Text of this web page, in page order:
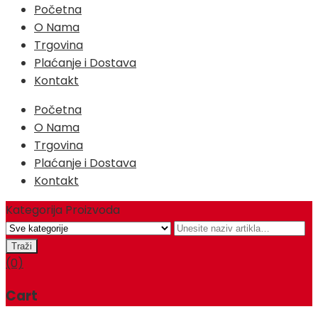
Skip
content
Početna
O Nama
Trgovina
Plaćanje i Dostava
Kontakt
Početna
O Nama
Trgovina
Plaćanje i Dostava
Kontakt
Kategorija Proizvoda
(0)
Cart